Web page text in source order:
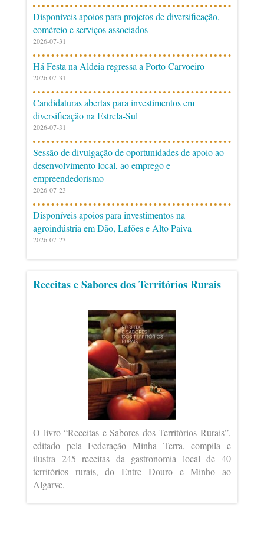
Disponíveis apoios para projetos de diversificação,
comércio e serviços associados
2026-07-31
Há Festa na Aldeia regressa a Porto Carvoeiro
2026-07-31
Candidaturas abertas para investimentos em
diversificação na Estrela-Sul
2026-07-31
Sessão de divulgação de oportunidades de apoio ao
desenvolvimento local, ao emprego e
empreendedorismo
2026-07-23
Disponíveis apoios para investimentos na
agroindústria em Dão, Lafões e Alto Paiva
2026-07-23
Receitas e Sabores dos Territórios Rurais
O livro “Receitas e Sabores dos Territórios Rurais”,
editado pela Federação Minha Terra, compila e
ilustra 245 receitas da gastronomia local de 40
territórios rurais, do Entre Douro e Minho ao
Algarve.